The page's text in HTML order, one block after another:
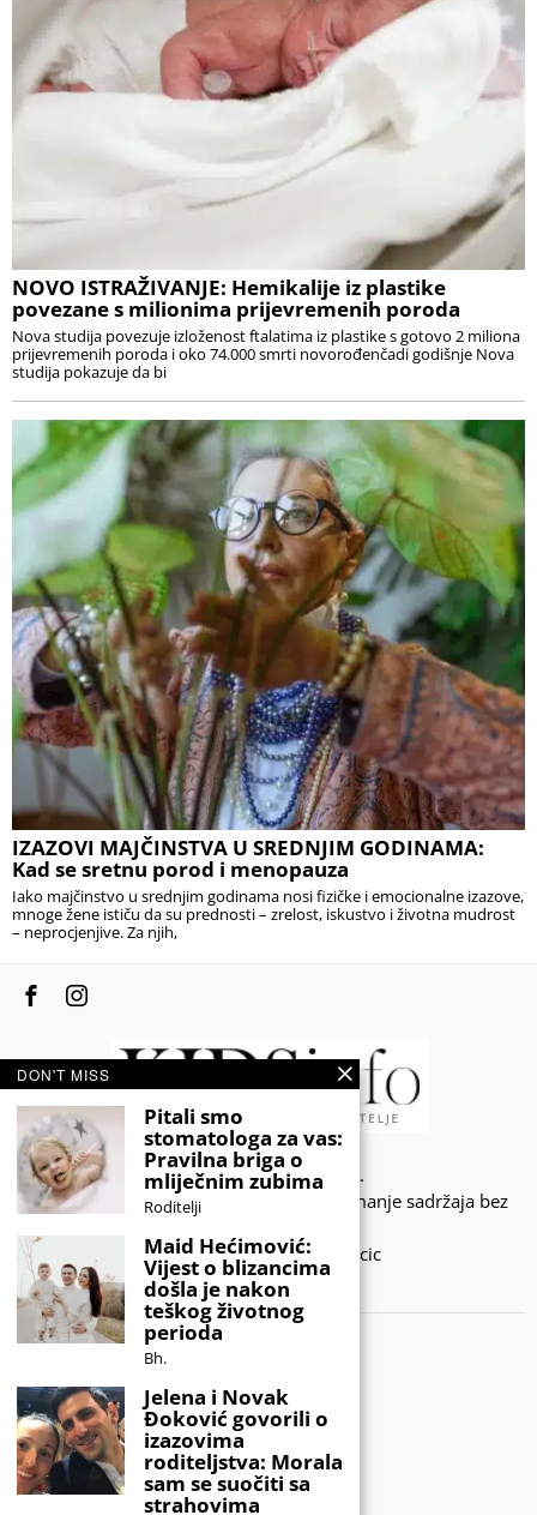
NOVO ISTRAŽIVANJE: Hemikalije iz plastike
povezane s milionima prijevremenih poroda
Nova studija povezuje izloženost ftalatima iz plastike s gotovo 2 miliona
prijevremenih poroda i oko 74.000 smrti novorođenčadi godišnje Nova
studija pokazuje da bi
IZAZOVI MAJČINSTVA U SREDNJIM GODINAMA:
Kad se sretnu porod i menopauza
Iako majčinstvo u srednjim godinama nosi fizičke i emocionalne izazove,
mnoge žene ističu da su prednosti – zrelost, iskustvo i životna mudrost
– neprocjenjive. Za njih,
© 2020 - KIDSINFO.BA.
Sva prava zadržana. Zabranjeno preuzimanje sadržaja bez
Developed by Amar SIjercic
IZAŠAO JE NOVI MAGAZIN!
DON'T MISS
Pitali smo
stomatologa za vas:
Pravilna briga o
mliječnim zubima
Roditelji
Maid Hećimović:
Vijest o blizancima
došla je nakon
teškog životnog
perioda
Bh.
Jelena i Novak
Đoković govorili o
izazovima
roditeljstva: Morala
sam se suočiti sa
strahovima